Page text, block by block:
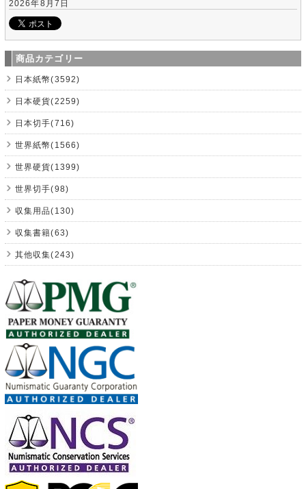
2026年8月7日
商品カテゴリー
日本紙幣(3592)
日本硬貨(2259)
日本切手(716)
世界紙幣(1566)
世界硬貨(1399)
世界切手(98)
収集用品(130)
収集書籍(63)
其他収集(243)